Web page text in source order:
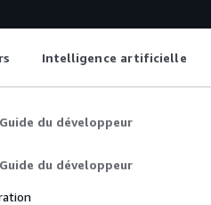
Intelligence artificielle
Guide du développeur
Guide du développeur